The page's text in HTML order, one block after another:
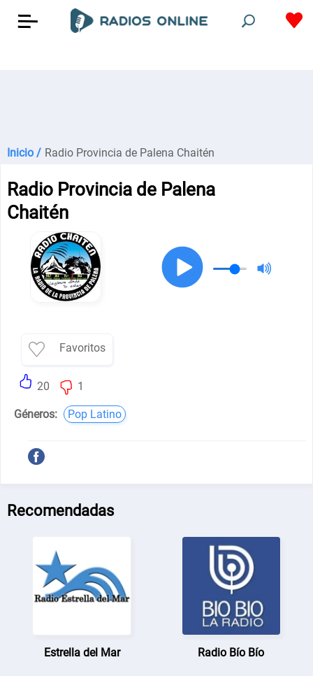
Inicio / Radio Provincia de Palena Chaitén
Radio Provincia de Palena
Chaitén
Favoritos
20 1
Géneros: Pop Latino
Recomendadas
Estrella del Mar Radio Bío Bío